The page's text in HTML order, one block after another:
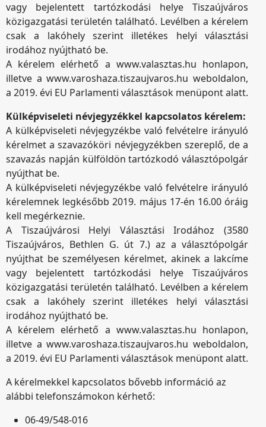
vagy bejelentett tartózkodási helye Tiszaújváros
közigazgatási területén található. Levélben a kérelem
csak a lakóhely szerint illetékes helyi választási
irodához nyújtható be.
A kérelem elérhető a www.valasztas.hu honlapon,
illetve a www.varoshaza.tiszaujvaros.hu weboldalon,
a 2019. évi EU Parlamenti választások menüpont alatt.
Külképviseleti névjegyzékkel kapcsolatos kérelem:
A külképviseleti névjegyzékbe való felvételre irányuló
kérelmet a szavazóköri névjegyzékben szereplő, de a
szavazás napján külföldön tartózkodó választópolgár
nyújthat be.
A külképviseleti névjegyzékbe való felvételre irányuló
kérelemnek legkésőbb 2019. május 17-én 16.00 óráig
kell megérkeznie.
A Tiszaújvárosi Helyi Választási Irodához (3580
Tiszaújváros, Bethlen G. út 7.) az a választópolgár
nyújthat be személyesen kérelmet, akinek a lakcíme
vagy bejelentett tartózkodási helye Tiszaújváros
közigazgatási területén található. Levélben a kérelem
csak a lakóhely szerint illetékes helyi választási
irodához nyújtható be.
A kérelem elérhető a www.valasztas.hu honlapon,
illetve a www.varoshaza.tiszaujvaros.hu weboldalon,
a 2019. évi EU Parlamenti választások menüpont alatt.
A kérelmekkel kapcsolatos bővebb információ az
alábbi telefonszámokon kérhető:
06-49/548-016